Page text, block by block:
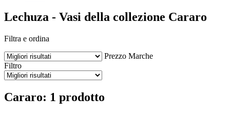
Lechuza - Vasi della collezione Cararo
Filtra e ordina
Prezzo Marche
Filtro
Cararo: 1 prodotto